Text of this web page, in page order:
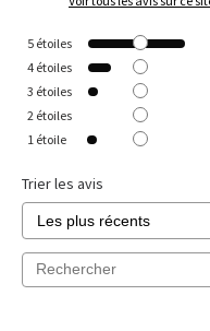
5 étoiles
4 étoiles
3 étoiles
2 étoiles
1 étoile
Trier les avis